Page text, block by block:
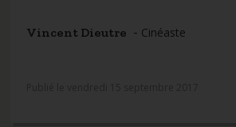
Vincent Dieutre - Cinéaste